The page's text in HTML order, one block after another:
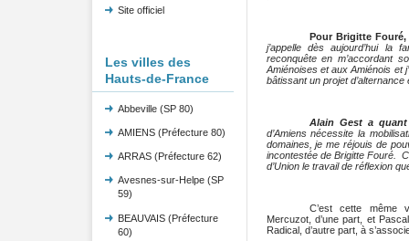
Site officiel
Les villes des
Hauts-de-France
Abbeville (SP 80)
AMIENS (Préfecture 80)
ARRAS (Préfecture 62)
Avesnes-sur-Helpe (SP
59)
BEAUVAIS (Préfecture
60)
Pour Brigitte
j’appelle dès aujourd’hui la
reconquête en m’accordant
Amiénoises et aux Amiénois et
bâtissant un projet d’alternance
Alain Gest a
d’Amiens nécessite la
domaines, je me réjouis de
incontestée de Brigitte Fouré.
d’Union le travail de réflexion
C’est cette même
Mercuzot, d’une part, et
Radical, d’autre part, à